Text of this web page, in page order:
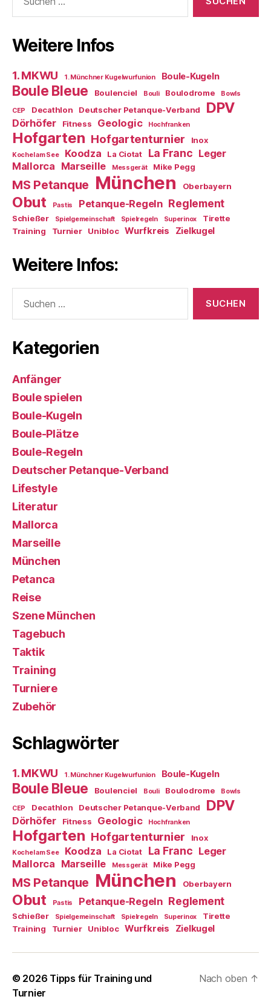
nach:
Weitere Infos
1. MKWU 1. Münchner Kugelwurfunion Boule-Kugeln
Boule Bleue Boulenciel Bouli Boulodrome Bowls
CEP Decathlon Deutscher Petanque-Verband DPV
Dörhöfer Fitness Geologic Hochfranken
Hofgarten Hofgartenturnier Inox
Kochel am See Koodza La Ciotat La Franc Leger
Mallorca Marseille Messgerät Mike Pegg
MS Petanque München Oberbayern
Obut Pastis Petanque-Regeln Reglement
Schießer Spielgemeinschaft Spielregeln Superinox
Tirette
Training
Turnier Unibloc Wurfkreis Zielkugel
Weitere Infos:
nach:
Kategorien
Anfänger
Boule spielen
Boule-Kugeln
Boule-Plätze
Boule-Regeln
Deutscher Petanque-Verband
Lifestyle
Literatur
Mallorca
Marseille
München
Petanca
Reise
Szene München
Tagebuch
Taktik
Training
Turniere
Zubehör
Schlagwörter
1. MKWU 1. Münchner Kugelwurfunion Boule-Kugeln
Boule Bleue Boulenciel Bouli Boulodrome Bowls
CEP Decathlon Deutscher Petanque-Verband DPV
Dörhöfer Fitness Geologic Hochfranken
Hofgarten Hofgartenturnier Inox
Kochel am See Koodza La Ciotat La Franc Leger
Mallorca Marseille Messgerät Mike Pegg
MS Petanque München Oberbayern
Obut Pastis Petanque-Regeln Reglement
Schießer Spielgemeinschaft Spielregeln Superinox
Tirette
Training
Turnier Unibloc Wurfkreis Zielkugel
© 2026 Tipps für Training und
Turnier
Nach oben ↑